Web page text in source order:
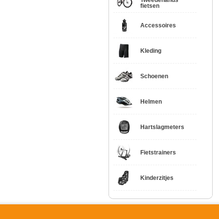
fietsen
Accessoires
Kleding
Schoenen
Helmen
Hartslagmeters
Fietstrainers
Kinderzitjes